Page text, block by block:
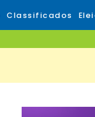
Classificados